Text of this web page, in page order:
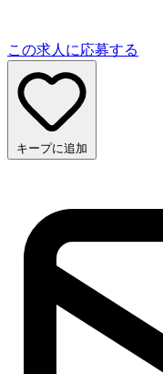
この求人に応募する
キープに追加